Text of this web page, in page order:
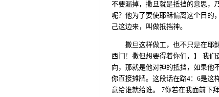
不要漏掉，撒旦就是抵挡的意思，
呢？他为了要使耶稣偏离这个目的
己这边来，叫做抵挡神。
撒旦这样做工，也不只是在耶
西门！撒但想要得着你们，】
我们
向，那就是他对神的抵挡，如果他
你直接摊牌。这段话在路4： 6是这
意给谁就给谁。
7你若在我面前下